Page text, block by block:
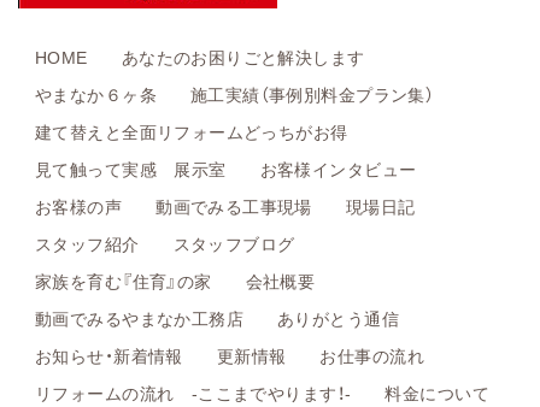
HOME
あなたのお困りごと解決します
やまなか６ヶ条
施工実績（事例別料金プラン集）
建て替えと全面リフォームどっちがお得
見て触って実感 展示室
お客様インタビュー
お客様の声
動画でみる工事現場
現場日記
スタッフ紹介
スタッフブログ
家族を育む『住育』の家
会社概要
動画でみるやまなか工務店
ありがとう通信
お知らせ・新着情報
更新情報
お仕事の流れ
リフォームの流れ -ここまでやります！-
料金について